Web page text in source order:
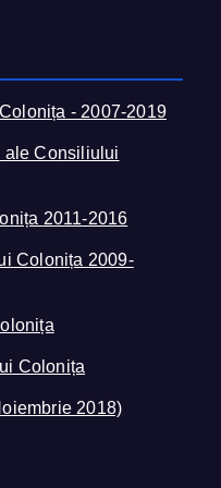
- 2007-2019
ale Consiliului
2011-2016
Colonița 2009-
Colonița
2018)